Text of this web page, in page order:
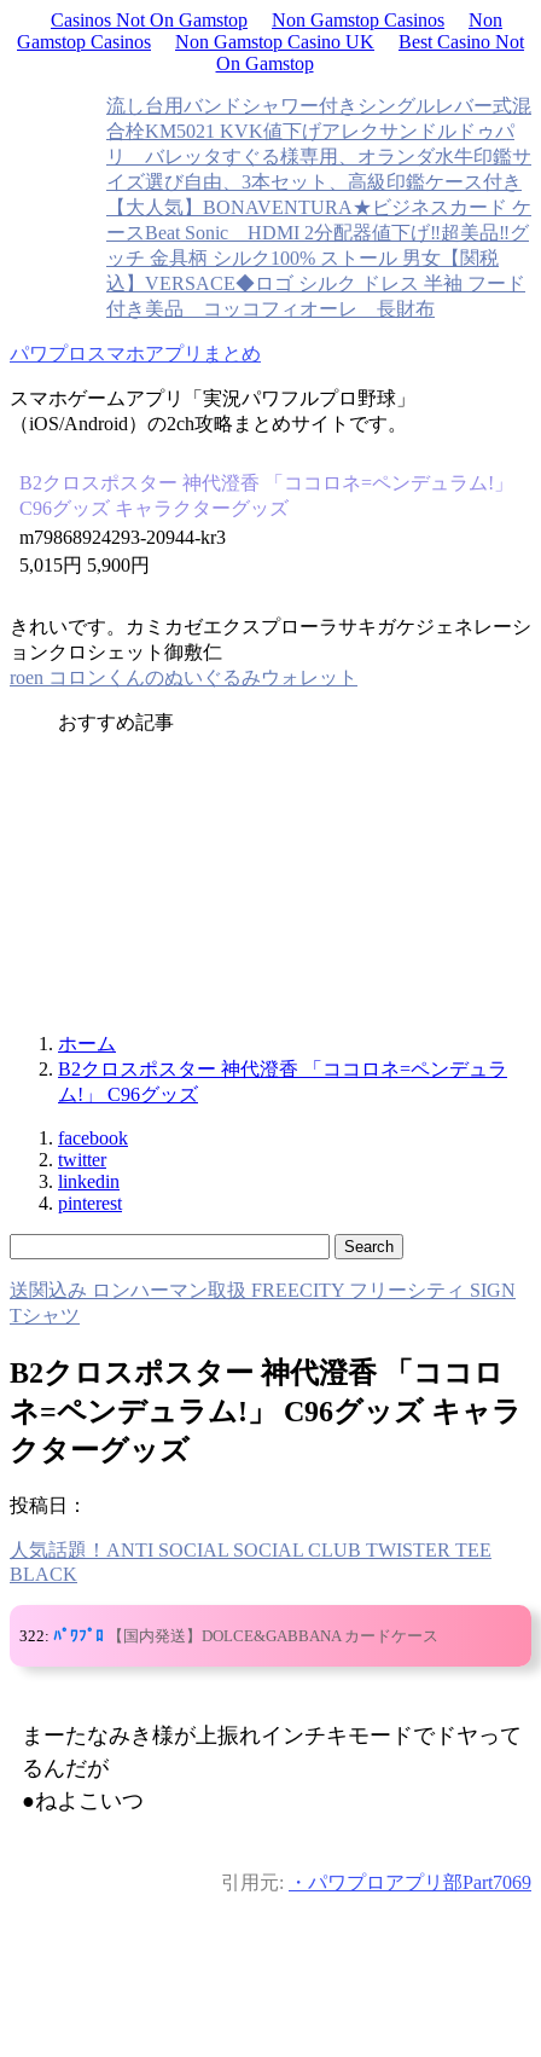
Casinos Not On Gamstop Non Gamstop Casinos
Non
Gamstop Casinos
Non Gamstop Casino UK
Best Casino Not
On Gamstop
流し台用バンドシャワー付きシングルレバー式混
合栓KM5021 KVK値下げアレクサンドルドゥパ
リ バレッタすぐる様専用、オランダ水牛印鑑サ
イズ選び自由、3本セット、高級印鑑ケース付き
【大人気】BONAVENTURA★ビジネスカード ケ
ースBeat Sonic HDMI 2分配器値下げ‼️超美品‼️グ
ッチ 金具柄 シルク100% ストール 男女 【関税
込】VERSACE◆ロゴ シルク ドレス 半袖 フード
付き 美品 コッコフィオーレ 長財布
パワプロスマホアプリまとめ
スマホゲームアプリ「実況パワフルプロ野球」
（iOS/Android）の2ch攻略まとめサイトです。
B2クロスポスター 神代澄香 「ココロネ=ペンデュラム!」
C96グッズ キャラクターグッズ
m79868924293-20944-kr3
5,015円 5,900円
きれいです。カミカゼエクスプローラサキガケジェネレーシ
ョンクロシェット御敷仁
roen コロンくんのぬいぐるみウォレット
おすすめ記事
ホーム
B2クロスポスター 神代澄香 「ココロネ=ペンデュラ
ム!」 C96グッズ
facebook
twitter
linkedin
pinterest
送関込み ロンハーマン取扱 FREECITY フリーシティ SIGN
Tシャツ
B2クロスポスター 神代澄香 「ココロ
ネ=ペンデュラム!」 C96グッズ キャラ
クターグッズ
投稿日：
人気話題！ANTI SOCIAL SOCIAL CLUB TWISTER TEE
BLACK
322: ﾊﾟﾜﾌﾟﾛ 【国内発送】DOLCE&GABBANA カードケース
まーたなみき様が上振れインチキモードでドヤって
るんだが
●ねよこいつ
引用元: ・パワプロアプリ部Part7069